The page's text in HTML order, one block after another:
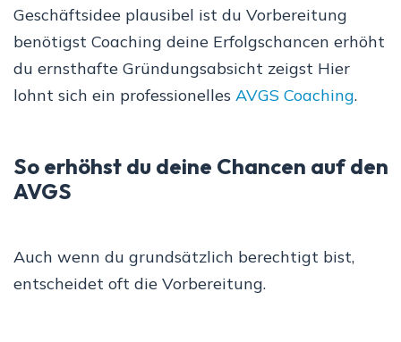
Geschäftsidee plausibel ist du Vorbereitung
benötigst Coaching deine Erfolgschancen erhöht
du ernsthafte Gründungsabsicht zeigst Hier
lohnt sich ein professionelles AVGS Coaching.
So erhöhst du deine Chancen auf den
AVGS
Auch wenn du grundsätzlich berechtigt bist,
entscheidet oft die Vorbereitung.